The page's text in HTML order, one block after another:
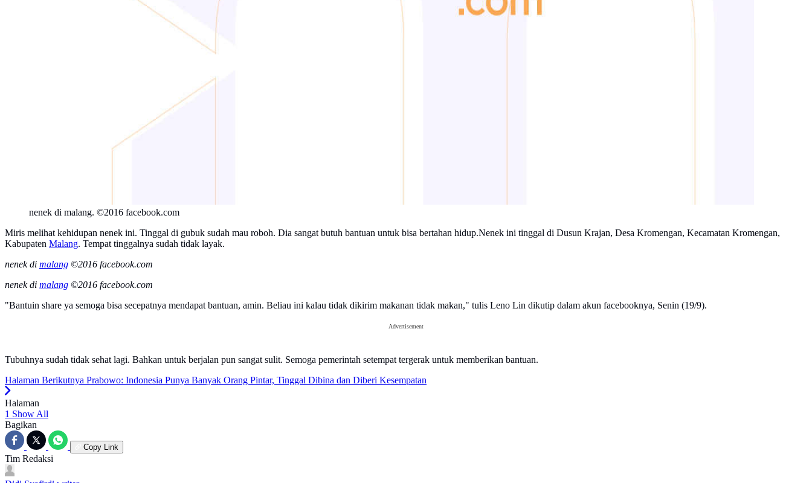
nenek di malang. ©2016 facebook.com
Miris melihat kehidupan nenek ini. Tinggal di gubuk sudah mau roboh. Dia sangat butuh bantuan untuk bisa bertahan hidup.Nenek ini tinggal di Dusun Krajan, Desa Kromengan, Kecamatan Kromengan,
Kabupaten Malang. Tempat tinggalnya sudah tidak layak.
nenek di malang ©2016 facebook.com
nenek di malang ©2016 facebook.com
"Bantuin share ya semoga bisa secepatnya mendapat bantuan, amin. Beliau ini kalau tidak dikirim makanan tidak makan," tulis Leno Lin dikutip dalam akun facebooknya, Senin (19/9).
Advertisement
Tubuhnya sudah tidak sehat lagi. Bahkan untuk berjalan pun sangat sulit. Semoga pemerintah setempat tergerak untuk memberikan bantuan.
Halaman Berikutnya Prabowo: Indonesia Punya Banyak Orang Pintar, Tinggal Dibina dan Diberi Kesempatan
Halaman
1 Show All
Bagikan
Copy Link
Tim Redaksi